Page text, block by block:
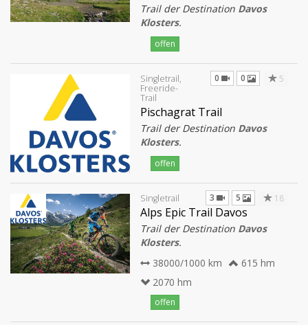
Trail der Destination Davos
Klosters.
offen
Singletrail,
Freeride-
Trail
0 0 5
Pischagrat Trail
Trail der Destination Davos
Klosters.
offen
Singletrail 3 5 18
Alps Epic Trail Davos
Trail der Destination Davos
Klosters.
38000/1000 km
615 hm
2070 hm
offen